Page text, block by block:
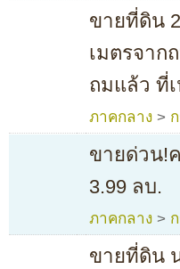
ขายที่ดิน
เมตรจาก
ถมแล้ว ที่
ภาคกลาง >
ขายด่วน!
3.99 ลบ.
ภาคกลาง >
ขายที่ดิน